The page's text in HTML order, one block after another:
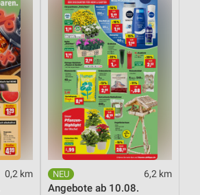
0,2 km 6,2 km
Angebote ab 10.08.
der Angebote
Daten zur Auswahl von
Standortdaten
aktiv angeforderten